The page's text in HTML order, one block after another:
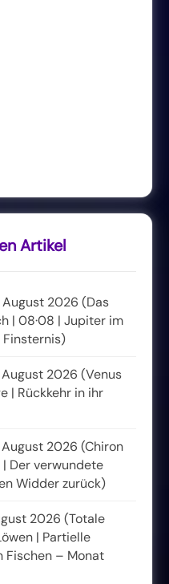
Artikel
2026 (Das
| 08·08 | Jupiter im
Finsternis)
2026 (Venus
| Rückkehr in ihr
2026 (Chiron
Der verwundete
Widder zurück)
2026 (Totale
| Partielle
Fischen – Monat